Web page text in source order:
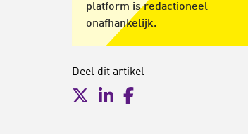
platform is redactioneel
onafhankelijk.
Deel dit artikel